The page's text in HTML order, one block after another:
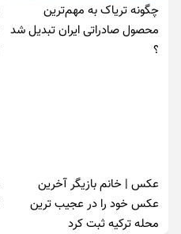
چگونه تریاک به مهم‌ترین
محصول صادراتی ایران تبدیل شد
؟
عکس | خانم بازیگر آخرین
عکس خود را در عجیب ترین
محله ترکیه ثبت کرد